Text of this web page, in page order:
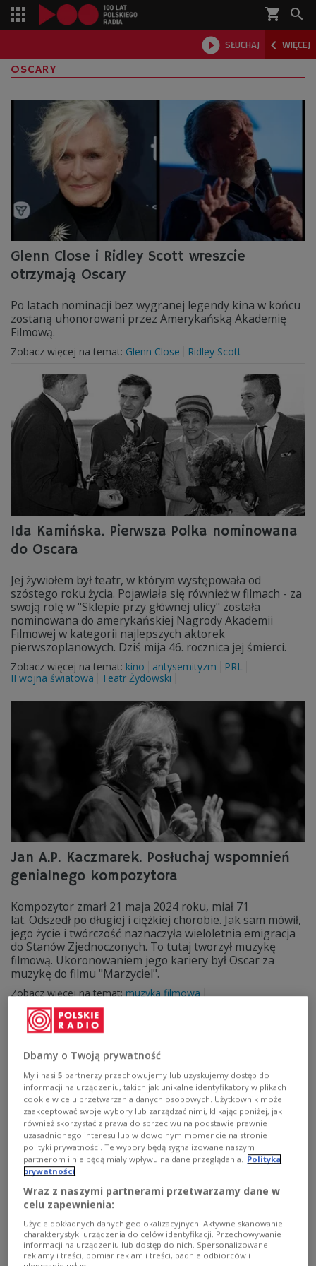
shopping_cart 
 SŁUCHAJ  WIĘCEJ

OSCARY
Glenn Close i Ridley Scott wreszcie
otrzymają Oscary
Po latach nominacji bez wygranej legendy kina w końcu
zostaną uhonorowani przez Amerykańską Akademię
Filmową.
Zobacz więcej na temat: Glenn Close Ridley Scott
Ida Kamińska. Pierwsza Polka nominowana
do Oscara
Jej żywiołem był teatr, w którym występowała od
szóstego roku życia. Pojawiała się również w filmach - za
swoją rolę w "Sklepie przy głównej ulicy" została
nominowana do amerykańskiej Nagrody Akademii
Filmowej w kategorii najlepszych aktorek
pierwszoplanowych. Dziś mija 46. rocznica jej śmierci.
Zobacz więcej na temat: kino antysemityzm
PRL
II wojna światowa
Teatr Żydowski
Jan A.P. Kaczmarek. Posłuchaj wspomnień
genialnego kompozytora
Kompozytor zmarł 21 maja 2024 roku, miał 71
lat. Odszedł po długiej i ciężkiej chorobie. Jak sam mówił,
jego życie i twórczość naznaczyła wieloletnia emigracja
do Stanów Zjednoczonych. To tutaj tworzył muzykę
filmową. Ukoronowaniem jego kariery był Oscar za
muzykę do filmu "Marzyciel".
Zobacz więcej na temat:muzyka filmowa
Jan A. P. Kaczmarek
Oscary skończą 97 lat. Oto jak wyglądały
początki
16 maja 1929 roku odbyła się pierwsza ceremonia
wręczenia nagród Amerykańskiej Akademii Sztuki i
Wiedzy Filmowej. Znacząco różniła się od znanych nam
Dbamy o Twoją prywatność
My i nasi5 partnerzy przechowujemy lub uzyskujemy dostęp do
informacji na urządzeniu, takich jak unikalne identyfikatory w plikach
cookie w celu przetwarzania danych osobowych. Użytkownik może
zaakceptować swoje wybory lub zarządzać nimi, klikając poniżej, jak
również skorzystać z prawa do sprzeciwu na podstawie prawnie
uzasadnionego interesu lub w dowolnym momencie na stronie
polityki prywatności. Te wybory będą sygnalizowane naszym
partnerom i nie będą miały wpływu na dane przeglądania. Polityka
prywatności
Wraz z naszymi partnerami przetwarzamy dane w
celu zapewnienia:
Użycie dokładnych danych geolokalizacyjnych. Aktywne skanowanie
charakterystyki urządzenia do celów identyfikacji. Przechowywanie
informacji na urządzeniu lub dostęp do nich. Spersonalizowane
reklamy i treści, pomiar reklam i treści, badnie odbiorców i